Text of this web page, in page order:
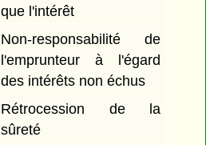
que l'intérêt
Non-responsabilité de
l'emprunteur à l'égard
des intérêts non échus
Rétrocession de la
sûreté